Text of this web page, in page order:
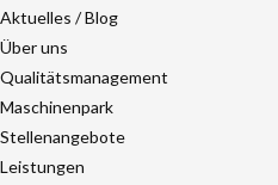
Aktuelles / Blog
Über uns
Qualitätsmanagement
Maschinenpark
Stellenangebote
Leistungen